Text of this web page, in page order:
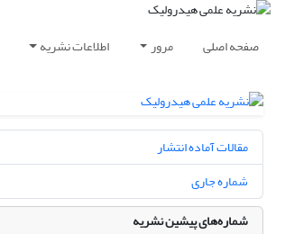
صفحه اصلی مرور اطلاعات نشریه
مقالات آماده انتشار
شماره جاری
شماره‌های پیشین نشریه